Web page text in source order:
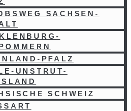
SACHSEN-
PFALZ
UNSTRUT-
SCHWEIZ